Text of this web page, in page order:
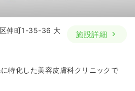
仲町1-35-36 大
施設詳細
特化した美容皮膚科クリニックで